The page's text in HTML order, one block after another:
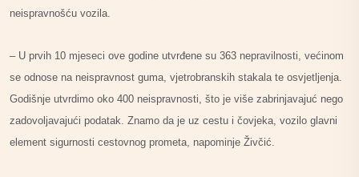
neispravnošću vozila.
– U prvih 10 mjeseci ove godine utvrđene su 363 nepravilnosti, većinom
se odnose na neispravnost guma, vjetrobranskih stakala te osvjetljenja.
Godišnje utvrdimo oko 400 neispravnosti, što je više zabrinjavajuć nego
zadovoljavajući podatak. Znamo da je uz cestu i čovjeka, vozilo glavni
element sigurnosti cestovnog prometa, napominje Živčić.